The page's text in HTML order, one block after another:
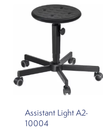
Assistant Light A2-
10004